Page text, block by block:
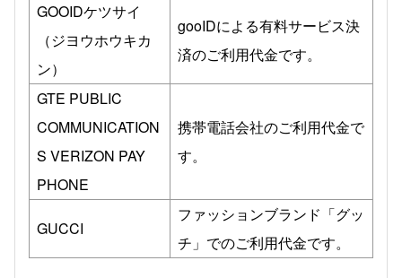
GOOIDケツサイ
（ジヨウホウキカ
ン）
gooIDによる有料サービス決
済のご利用代金です。
GTE PUBLIC
COMMUNICATION
S VERIZON PAY
PHONE
携帯電話会社のご利用代金で
す。
GUCCI
ファッションブランド「グッ
チ」でのご利用代金です。